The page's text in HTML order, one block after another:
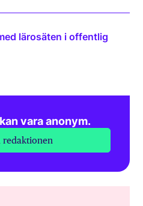
lärosäten i offentlig
vara anonym.
redaktionen